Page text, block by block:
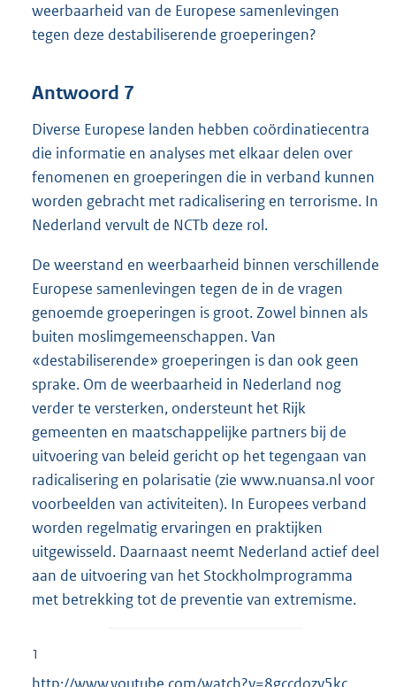
weerbaarheid van de Europese samenlevingen
tegen deze destabiliserende groeperingen?
Antwoord 7
Diverse Europese landen hebben coördinatiecentra
die informatie en analyses met elkaar delen over
fenomenen en groeperingen die in verband kunnen
worden gebracht met radicalisering en terrorisme. In
Nederland vervult de NCTb deze rol.
De weerstand en weerbaarheid binnen verschillende
Europese samenlevingen tegen de in de vragen
genoemde groeperingen is groot. Zowel binnen als
buiten moslimgemeenschappen. Van
«destabiliserende» groeperingen is dan ook geen
sprake. Om de weerbaarheid in Nederland nog
verder te versterken, ondersteunt het Rijk
gemeenten en maatschappelijke partners bij de
uitvoering van beleid gericht op het tegengaan van
radicalisering en polarisatie (zie www.nuansa.nl voor
voorbeelden van activiteiten). In Europees verband
worden regelmatig ervaringen en praktijken
uitgewisseld. Daarnaast neemt Nederland actief deel
aan de uitvoering van het Stockholmprogramma
met betrekking tot de preventie van extremisme.
1